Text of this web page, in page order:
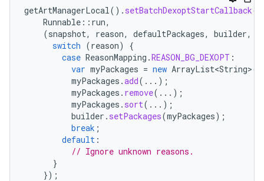
getArtManagerLocal(). setBatchDexoptStartCallback(
Runnable :: run,
(snapshot, reason, defaultPackages, builder,
switch (reason)
{
case ReasonMapping .REASON_BG_DEXOPT :
var myPackages = new ArrayList<String>(
myPackages .add(...);
myPackages . remove(...);
myPackages . sort(...);
builder . setPackages(myPackages);
break ;
default :
// Ignore unknown reasons.
}
});